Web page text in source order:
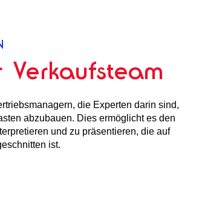
Verkaufsteam
die Experten darin sind,
abzubauen. Dies ermöglicht es den
und zu präsentieren, die auf
ist.